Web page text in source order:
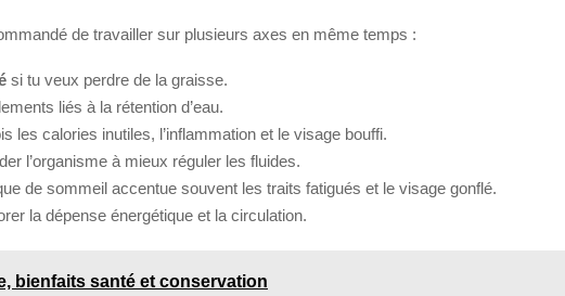
de travailler sur plusieurs axes en même temps :
si tu veux perdre de la graisse.
liés à la rétention d’eau.
les calories inutiles, l’inflammation et le visage bouffi.
l’organisme à mieux réguler les fluides.
de sommeil accentue souvent les traits fatigués et le visage gonflé.
la dépense énergétique et la circulation.
bienfaits santé et conservation